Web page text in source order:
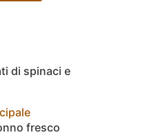
di spinaci e
fresco